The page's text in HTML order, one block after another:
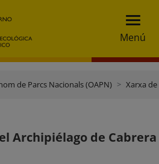
Menú
de Parcs Nacionals (OAPN) Xarxa
Archipiélago de Cabrera